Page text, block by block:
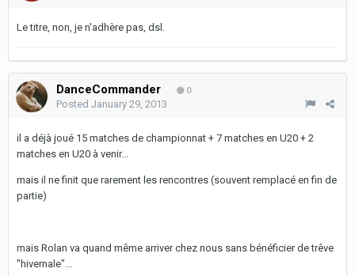
Le titre, non, je n'adhère pas, dsl.
DanceCommander 0
Posted January 29, 2013
il a déjà joué 15 matches de championnat + 7 matches en U20 + 2
matches en U20 à venir...
mais il ne finit que rarement les rencontres (souvent remplacé en fin de
partie)
mais Rolan va quand même arriver chez nous sans bénéficier de trêve
"hivernale"...